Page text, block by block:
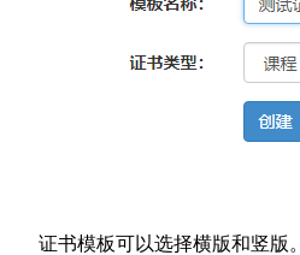
证书模板可以选择横版和竖版。